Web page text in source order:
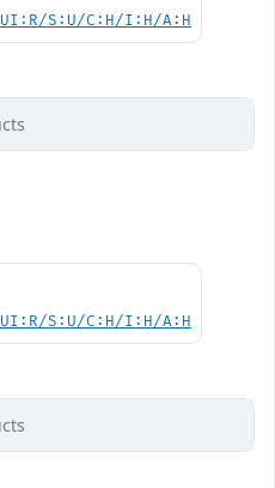
UI:R/S:U/C:H/I:H/A:H
UI:R/S:U/C:H/I:H/A:H